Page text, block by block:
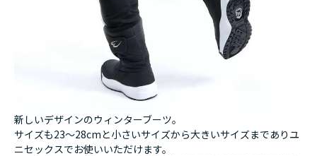
新しいデザインのウィンターブーツ。
サイズも23～28cmと小さいサイズから大きいサイズまでありユ
ニセックスでお使いいただけます。